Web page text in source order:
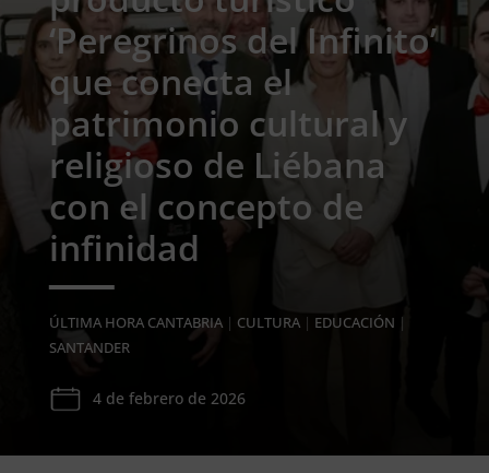
‘Peregrinos del Infinito’
que conecta el
patrimonio cultural y
religioso de Liébana
con el concepto de
infinidad
ÚLTIMA HORA CANTABRIA| CULTURA| EDUCACIÓN |
SANTANDER
4 de febrero de 2026